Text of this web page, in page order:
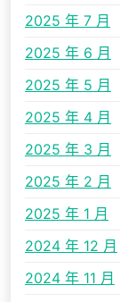
2025 年 7 月
2025 年 6 月
2025 年 5 月
2025 年 4 月
2025 年 3 月
2025 年 2 月
2025 年 1 月
2024 年 12 月
2024 年 11 月